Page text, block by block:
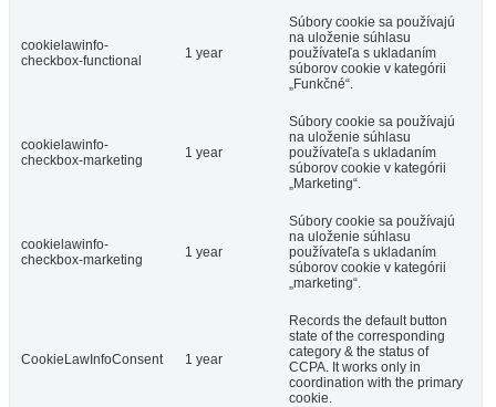
cookielawinfo-
checkbox-functional
1 year
Súbory cookie sa používajú
na uloženie súhlasu
používateľa s ukladaním
súborov cookie v kategórii
„Funkčné“.
cookielawinfo-
checkbox-marketing
1 year
Súbory cookie sa používajú
na uloženie súhlasu
používateľa s ukladaním
súborov cookie v kategórii
„Marketing“.
cookielawinfo-
checkbox-marketing
1 year
Súbory cookie sa používajú
na uloženie súhlasu
používateľa s ukladaním
súborov cookie v kategórii
„marketing“.
CookieLawInfoConsent 1 year
Records the default button
state of the corresponding
category & the status of
CCPA. It works only in
coordination with the primary
cookie.